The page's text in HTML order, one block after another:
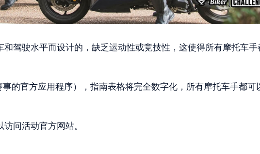
驾驶水平而设计的，缺乏运动性或竞技性，这使得所有摩托车手
的官方应用程序），指南表格将完全数字化，所有摩托车手都可
问活动官方网站。